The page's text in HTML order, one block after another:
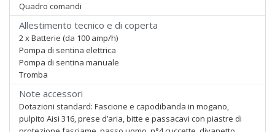
Quadro comandi
Allestimento tecnico e di coperta
2 x Batterie (da 100 amp/h)
Pompa di sentina elettrica
Pompa di sentina manuale
Tromba
Note accessori
Dotazioni standard: Fascione e capodibanda in mogano,
pulpito Aisi 316, prese d’aria, bitte e passacavi con piastre di